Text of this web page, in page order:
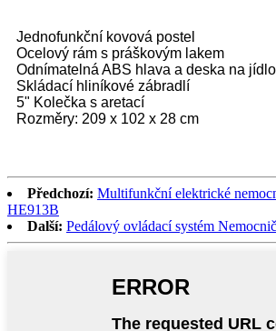
Jednofunkční kovová postel
Ocelový rám s práškovým lakem
Odnímatelná ABS hlava a deska na jídlo
Skládací hliníkové zábradlí
5" Kolečka s aretací
Rozměry: 209 x 102 x 28 cm
Předchozí: Multifunkční elektrické
HE913B
Další: Pedálový ovládací systém